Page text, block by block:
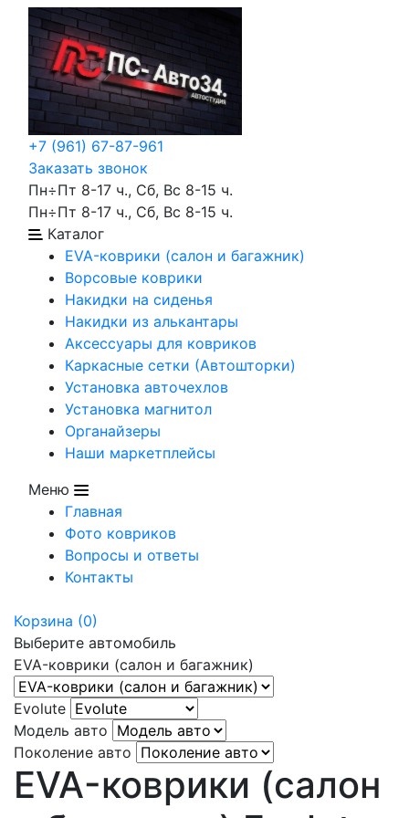
+7 (961) 67-87-961
Заказать звонок
Пн÷Пт 8-17 ч., Сб, Вс 8-15 ч.
Пн÷Пт 8-17 ч., Сб, Вс 8-15 ч.
Каталог
EVA-коврики (салон и багажник)
Ворсовые коврики
Накидки на сиденья
Накидки из алькантары
Аксессуары для ковриков
Каркасные сетки (Автошторки)
Установка авточехлов
Установка магнитол
Органайзеры
Наши маркетплейсы
Меню
Главная
Фото ковриков
Вопросы и ответы
Контакты
Корзина (0)
Выберите автомобиль
EVA-коврики (салон и багажник)
Evolute
Модель авто
Поколение авто
EVA-коврики (салон